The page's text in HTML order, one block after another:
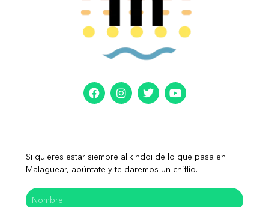
Si quieres estar siempre alikindoi de lo que pasa en
Malaguear, apúntate y te daremos un chiflio.